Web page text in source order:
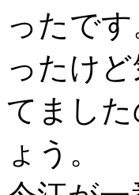
ったで
ったけ
てまし
ょう。